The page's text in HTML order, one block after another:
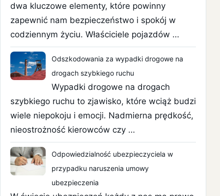
dwa kluczowe elementy, które powinny
zapewnić nam bezpieczeństwo i spokój w
codziennym życiu. Właściciele pojazdów …
Odszkodowania za wypadki drogowe na
drogach szybkiego ruchu
Wypadki drogowe na drogach
szybkiego ruchu to zjawisko, które wciąż budzi
wiele niepokoju i emocji. Nadmierna prędkość,
nieostrożność kierowców czy …
Odpowiedzialność ubezpieczyciela w
przypadku naruszenia umowy
ubezpieczenia